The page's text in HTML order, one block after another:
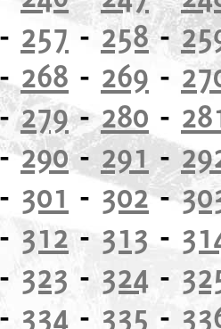
- 257 - 258-
268 - 269 -
279-280 -
290-291 -
- 301 - 302-
- 312- 313 -
- 323 - 324 -
- 334 - 335 -